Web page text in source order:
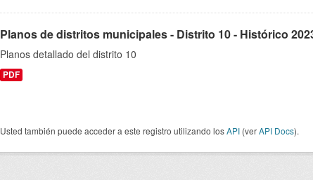
Planos de distritos municipales - Distrito 10 - Histórico
Planos detallado del distrito 10
PDF
Usted también puede acceder a este registro utilizando losAPI (verAPI Docs).